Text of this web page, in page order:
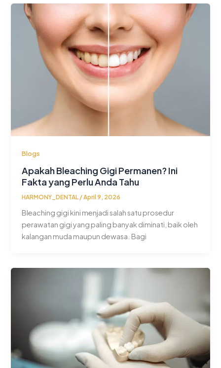
Blogs
Apakah Bleaching Gigi Permanen? Ini
Fakta yang Perlu Anda Tahu
HARMONY_DENTAL /April 9, 2026
Bleaching gigi kini menjadi salah satu prosedur
perawatan gigi yang paling banyak diminati, baik oleh
kalangan muda maupun dewasa. Bagi